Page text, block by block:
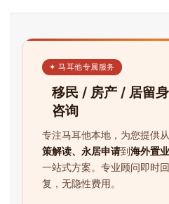
✦ 马耳他专属服务
移民 / 房产 / 居留
咨询
专注马耳他本地，为您提供从
策解读、永居申请到海外置业
一站式方案。专业顾问即时回
复，无隐性费用。